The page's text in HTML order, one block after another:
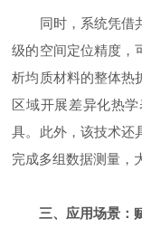
同时，系统凭借共
级的空间定位精度，
析均质材料的整体热
区域开展差异化热
具。此外，该技术还
完成多组数据测量，
三、应用场景：